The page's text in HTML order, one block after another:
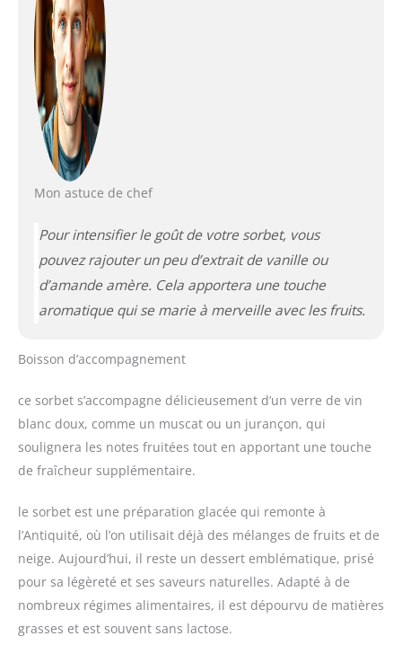
Mon astuce de chef
Pour intensifier le goût de votre sorbet, vous
pouvez rajouter un peu d’extrait de vanille ou
d’amande amère. Cela apportera une touche
aromatique qui se marie à merveille avec les fruits.
Boisson d’accompagnement
ce sorbet s’accompagne délicieusement d’un verre de vin
blanc doux, comme un muscat ou un jurançon, qui
soulignera les notes fruitées tout en apportant une touche
de fraîcheur supplémentaire.
le sorbet est une préparation glacée qui remonte à
l’Antiquité, où l’on utilisait déjà des mélanges de fruits et de
neige. Aujourd’hui, il reste un dessert emblématique, prisé
pour sa légèreté et ses saveurs naturelles. Adapté à de
nombreux régimes alimentaires, il est dépourvu de matières
grasses et est souvent sans lactose.